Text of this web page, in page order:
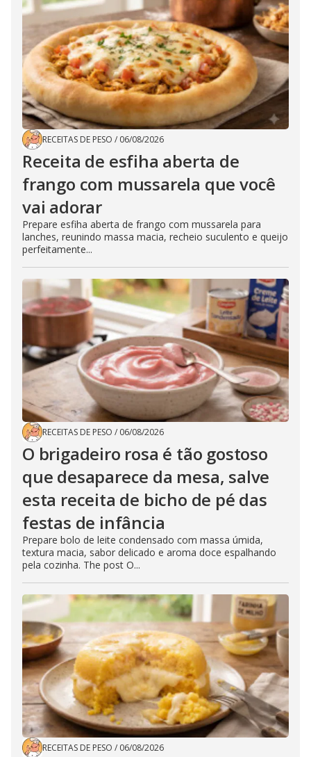
RECEITAS DE PESO / 06/08/2026
Receita de esfiha aberta de
frango com mussarela que você
vai adorar
Prepare esfiha aberta de frango com mussarela para
lanches, reunindo massa macia, recheio suculento e queijo
perfeitamente...
RECEITAS DE PESO / 06/08/2026
O brigadeiro rosa é tão gostoso
que desaparece da mesa, salve
esta receita de bicho de pé das
festas de infância
Prepare bolo de leite condensado com massa úmida,
textura macia, sabor delicado e aroma doce espalhando
pela cozinha. The post O...
RECEITAS DE PESO / 06/08/2026